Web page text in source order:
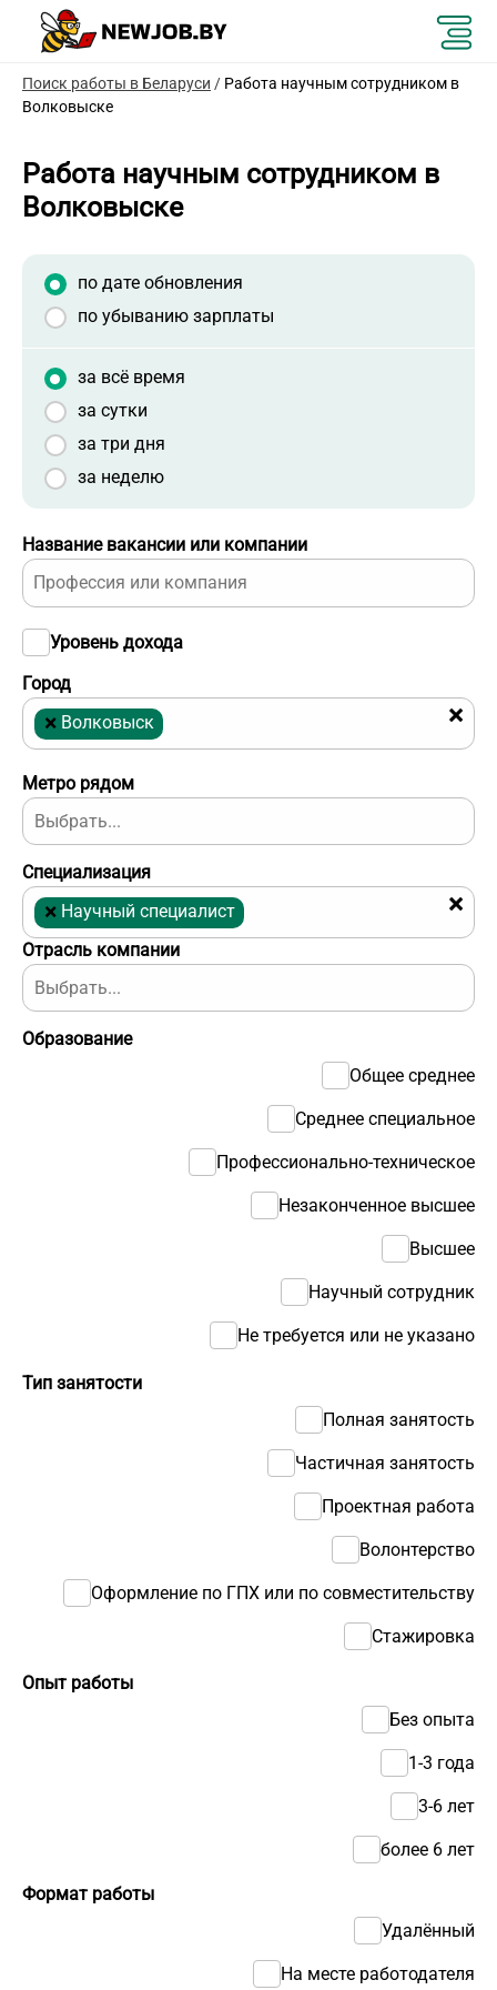
Поиск работы в Беларуси / Работа научным сотрудником в
Волковыске
Работа научным сотрудником в
Волковыске
Отрасль компании
Название вакансии или компании
Тип занятости
Полная занятость
Частичная занятость
Проектная работа
Волонтерство
Оформление по ГПХ или по совместительству
Стажировка
Город
×
× Волковыск
Уровень дохода
Образование
Общее среднее
Среднее специальное
Профессионально-техническое
Незаконченное высшее
Высшее
Научный сотрудник
Не требуется или не указано
Опыт работы
Без опыта
1-3 года
3-6 лет
более 6 лет
Формат работы
Удалённый
На месте работодателя
Метро рядом
по дате обновления
по убыванию зарплаты
за всё время
за сутки
за три дня
за неделю
Специализация
×
× Научный специалист